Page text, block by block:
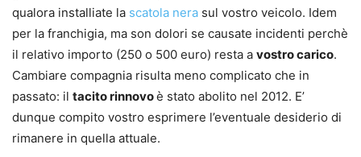
qualora installiate la scatola nera sul vostro veicolo. Idem
per la franchigia, ma son dolori se causate incidenti perchè
il relativo importo (250 o 500 euro) resta a vostro carico.
Cambiare compagnia risulta meno complicato che in
passato: il tacito rinnovoè stato abolito nel 2012. E’
dunque compito vostro esprimere l’eventuale desiderio di
rimanere in quella attuale.